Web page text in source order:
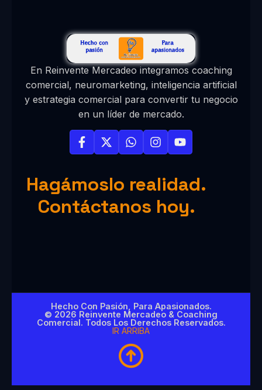
En Reinvente Mercadeo integramos coaching
comercial, neuromarketing, inteligencia artificial
y estrategia comercial para convertir tu negocio
en un líder de mercado.
Hagámoslo realidad.
Contáctanos hoy.
Hecho Con Pasión, Para Apasionados.
© 2026 Reinvente Mercadeo & Coaching
Comercial. Todos Los Derechos Reservados.
IR ARRIBA